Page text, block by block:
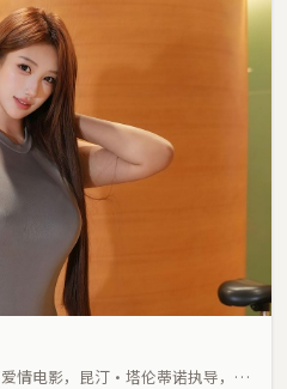
情电影，昆汀·塔伦蒂诺执导，张